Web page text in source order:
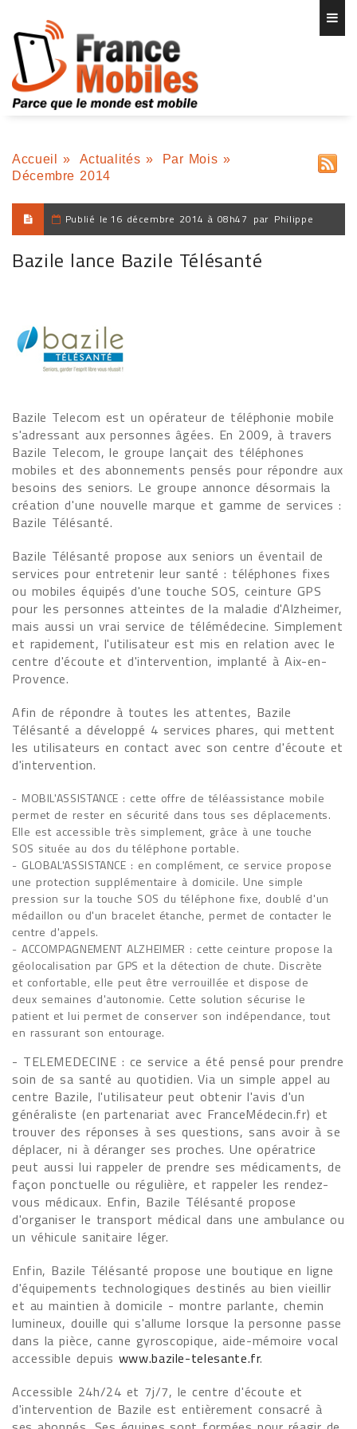
Accueil » Actualités » Par Mois »
Décembre 2014
Publié le 16 décembre 2014 à 08h47 par Philippe
Bazile lance Bazile Télésanté
Bazile Telecom est un opérateur de téléphonie mobile
s'adressant aux personnes âgées. En 2009, à travers
Bazile Telecom, le groupe lançait des téléphones
mobiles et des abonnements pensés pour répondre aux
besoins des seniors. Le groupe annonce désormais la
création d'une nouvelle marque et gamme de services :
Bazile Télésanté.
Bazile Télésanté propose aux seniors un éventail de
services pour entretenir leur santé : téléphones fixes
ou mobiles équipés d'une touche SOS, ceinture GPS
pour les personnes atteintes de la maladie d'Alzheimer,
mais aussi un vrai service de télémédecine. Simplement
et rapidement, l'utilisateur est mis en relation avec le
centre d'écoute et d'intervention, implanté à Aix-en-
Provence.
Afin de répondre à toutes les attentes, Bazile
Télésanté a développé 4 services phares, qui mettent
les utilisateurs en contact avec son centre d'écoute et
d'intervention.
- MOBIL'ASSISTANCE : cette offre de téléassistance mobile
permet de rester en sécurité dans tous ses déplacements.
Elle est accessible très simplement, grâce à une touche
SOS située au dos du téléphone portable.
- GLOBAL'ASSISTANCE : en complément, ce service propose
une protection supplémentaire à domicile. Une simple
pression sur la touche SOS du téléphone fixe, doublé d'un
médaillon ou d'un bracelet étanche, permet de contacter le
centre d'appels.
- ACCOMPAGNEMENT ALZHEIMER : cette ceinture propose la
géolocalisation par GPS et la détection de chute. Discrète
et confortable, elle peut être verrouillée et dispose de
deux semaines d'autonomie. Cette solution sécurise le
patient et lui permet de conserver son indépendance, tout
en rassurant son entourage.
- TELEMEDECINE : ce service a été pensé pour prendre
soin de sa santé au quotidien. Via un simple appel au
centre Bazile, l'utilisateur peut obtenir l'avis d'un
généraliste (en partenariat avec FranceMédecin.fr) et
trouver des réponses à ses questions, sans avoir à se
déplacer, ni à déranger ses proches. Une opératrice
peut aussi lui rappeler de prendre ses médicaments, de
façon ponctuelle ou régulière, et rappeler les rendez-
vous médicaux. Enfin, Bazile Télésanté propose
d'organiser le transport médical dans une ambulance ou
un véhicule sanitaire léger.
Enfin, Bazile Télésanté propose une boutique en ligne
d'équipements technologiques destinés au bien vieillir
et au maintien à domicile - montre parlante, chemin
lumineux, douille qui s'allume lorsque la personne passe
dans la pièce, canne gyroscopique, aide-mémoire vocal
accessible depuis www.bazile-telesante.fr.
Accessible 24h/24 et 7j/7, le centre d'écoute et
d'intervention de Bazile est entièrement consacré à